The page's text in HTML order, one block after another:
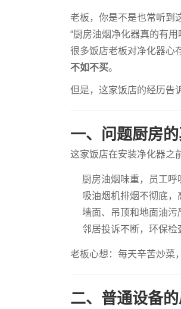
老板，你是不是也常听到
“厨房油烟净化器真的有
很多饭店老板对净化器心
不如不买。
但是，这家饭店的经历告
一、问题厨房
这家饭店在安装净化器之
厨房油烟味重，员工呼
吸油烟机排烟不彻底，
墙面、吊顶和地面油污
邻居投诉不断，环保检
老板心想：每天辛苦炒菜
二、普通设备